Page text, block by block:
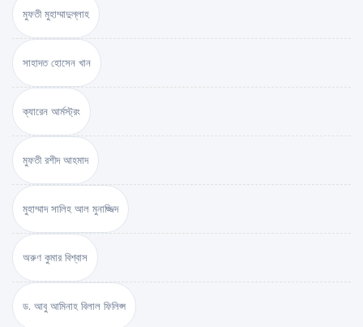
মুফতী মুহাম্মাদুল্লাহ
সাহাদত হোসেন খান
ক্যারেন আর্মস্ট্রং
মুফতী রশীদ আহমাদ
মুহাম্মাদ সালিহ আল মুনাজ্জিদ
অরুণ কুমার বিশ্বাস
ড. আবু আমিনাহ বিলাল ফিলিপ্স